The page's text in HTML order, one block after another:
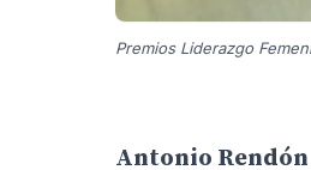
Premios Liderazgo
Antonio Rendón